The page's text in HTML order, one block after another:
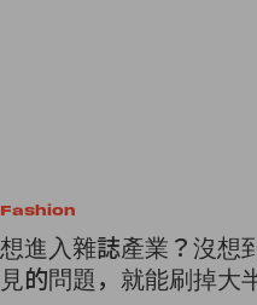
Fashion
想進入雜誌產業？沒想
見的問題，就能刷掉大